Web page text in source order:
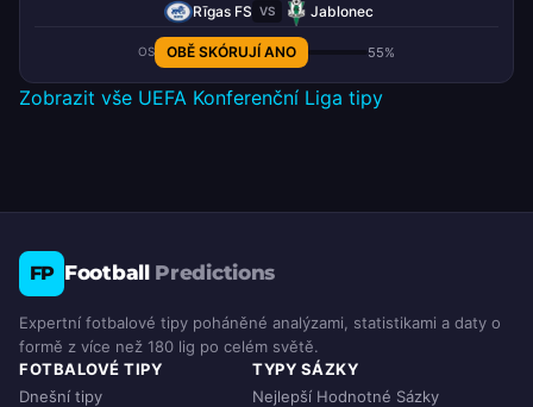
Rīgas FS VS Jablonec
OS OBĚ SKÓRUJÍ ANO 55%
Zobrazit vše UEFA Konferenční Liga tipy
FP Football Predictions
Expertní fotbalové tipy poháněné analýzami, statistikami a daty o
formě z více než 180 lig po celém světě.
FOTBALOVÉ TIPY
Dnešní tipy
TYPY SÁZKY
Nejlepší Hodnotné Sázky